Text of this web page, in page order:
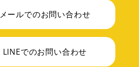
メールでのお問い合わせ
LINEでのお問い合わせ